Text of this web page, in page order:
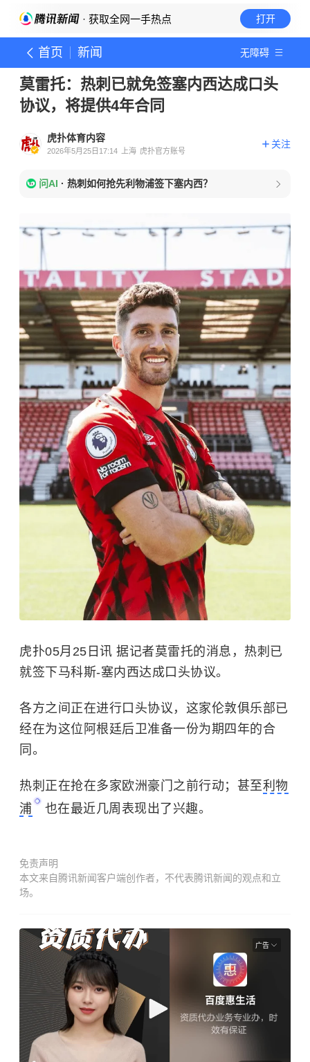
· 获取全网一手热点 打开
首页 新闻 无障碍
莫雷托：热刺已就免签塞内西达成口头
协议，将提供4年合同
虎扑体育内容
2026年5月25日17:14 上海 虎扑官方账号
关注
问AI · 热刺如何抢先利物浦签下塞内西？
虎扑05月25日讯 据记者莫雷托的消息，热刺已
就签下马科斯-塞内西达成口头协议。
各方之间正在进行口头协议，这家伦敦俱乐部已
经在为这位阿根廷后卫准备一份为期四年的合
同。
热刺正在抢在多家欧洲豪门之前行动；甚至利物
浦
也在最近几周表现出了兴趣。
免责声明
本文来自腾讯新闻客户端创作者，不代表腾讯新闻的观点和立
场。
广告